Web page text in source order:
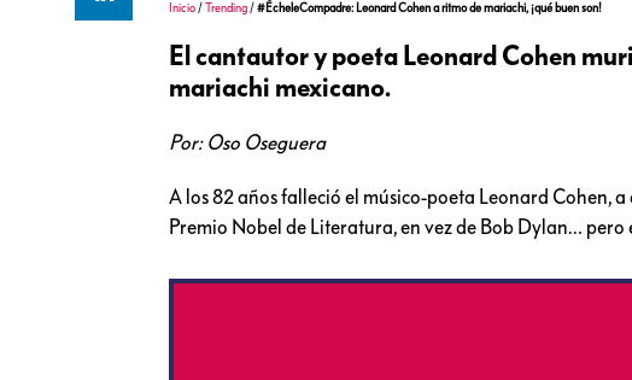
Inicio/Trending/#ÉcheleCompadre: Leonard Cohen a ritmo de mariachi, ¡qué buen son!
El cantautor y poeta Leonard Cohen
mariachi mexicano.
Por: Oso Oseguera
A los 82 años falleció el músico-poeta Leonard Cohen,
Premio Nobel de Literatura, en vez de Bob Dylan… pero